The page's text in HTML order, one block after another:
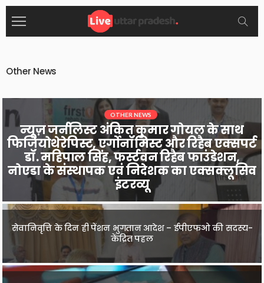
Other News
OTHER NEWS
न्यूज़ जर्नलिस्ट अंकित कुमार गोयल के साथ
फिजियोथेरेपिस्ट, एर्गोनॉमिस्ट और रिहैब एक्सपर्ट
डॉ. महिपाल सिंह, फर्स्टवन रिहैब फाउंडेशन,
नोएडा के संस्थापक एवं निदेशक का एक्सक्लूसिव
इंटरव्यू
सेवानिवृत्ति के दिन ही पेंशन भुगतान आदेश – ईपीएफओ की सदस्य-
केंद्रित पहल
JOBS & CAREER OTHER NEWS TOP NEWS
उत्तर प्रदेश TET, TGT, PGT और असिस्टेंट प्रोफेसर
भर्ती परीक्षाओं की नई तिथियां घोषित
कछुए ने महज 51 दिनों में तय किए 1000 किलोमीटर, जानें इस
उपकरण से किया गया ट्रैक